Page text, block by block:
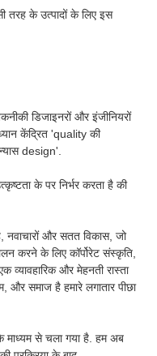
तरह के उत्पादों के लिए इस
डिजाइनरों और इंजीनियरों
केंद्रित 'quality की
design'.
के पर निर्भर करता है की
और सतत विकास, जो
करने के लिए कॉर्पोरेट संस्कृति,
और मेहनती रास्ता
और समाज है हमारे लगातार पीछा
के माध्यम से चला गया है. हम अब